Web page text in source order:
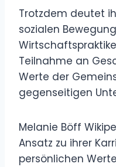
Trotzdem deutet
sozialen
Teilnahme an
Werte der
gegenseitigen
Melanie Böff
Ansatz zu ihrer
persönlichen